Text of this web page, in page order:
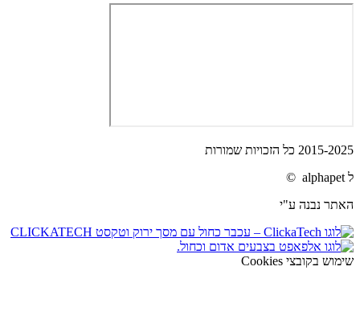
2015-2025 כל הזכויות שמורות
ל alphapet ©
האתר נבנה ע"י
שימוש בקובצי Cookies